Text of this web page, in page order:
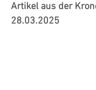
Artikel aus der
28.03.2025